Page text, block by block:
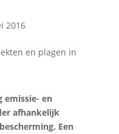
2016
emissie- en
afhankelijk
Een